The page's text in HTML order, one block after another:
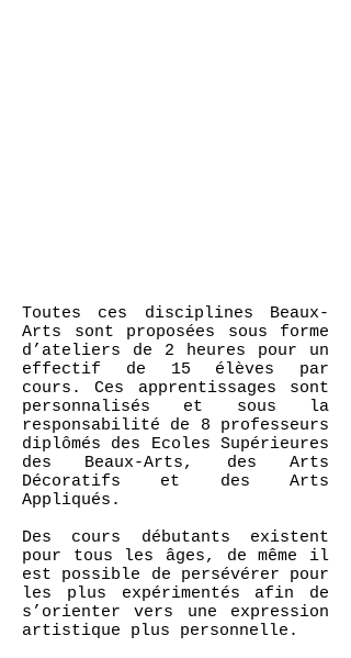
Toutes ces disciplines Beaux-
Arts sont proposées sous forme
d’ateliers de 2 heures pour un
effectif de 15 élèves par
cours. Ces apprentissages sont
personnalisés et sous la
responsabilité de 8 professeurs
diplômés des Ecoles Supérieures
des Beaux-Arts, des Arts
Décoratifs et des Arts
Appliqués.
Des cours débutants existent
pour tous les âges, de même il
est possible de persévérer pour
les plus expérimentés afin de
s’orienter vers une expression
artistique plus personnelle.